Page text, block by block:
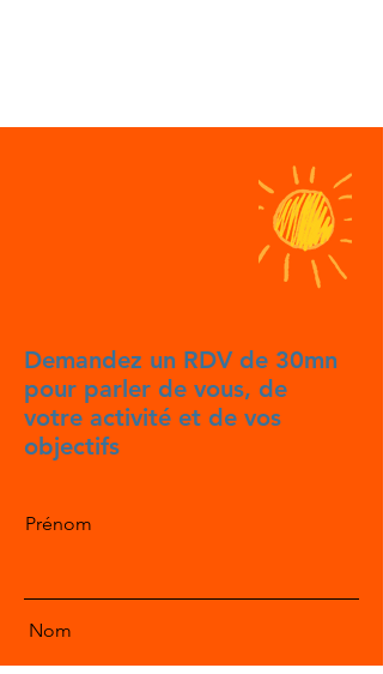
Demandez un RDV de 30mn
pour parler de vous, de
votre activité et de vos
objectifs
Prénom
Nom